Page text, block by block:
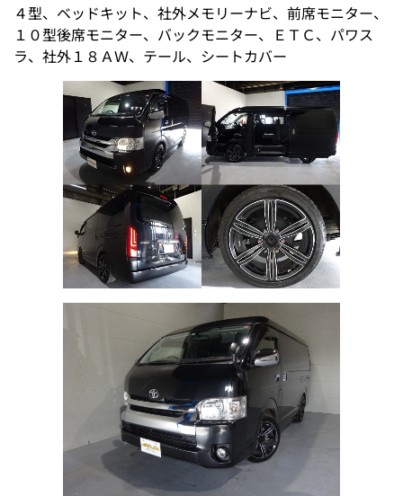
４型、ベッドキット、社外メモリーナビ、前席モニター、
１０型後席モニター、バックモニター、ＥＴＣ、パワス
ラ、社外１８ＡＷ、テール、シートカバー